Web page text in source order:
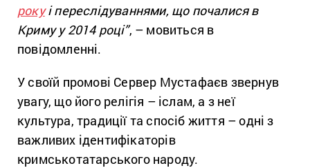
рокуі переслідуваннями, що почалися в
Криму у 2014 році”, – мовиться в
повідомленні.
У своїй промові Сервер Мустафаєв звернув
увагу, що його релігія – іслам, а з неї
культура, традиції та спосіб життя – одні з
важливих ідентифікаторів
кримськотатарського народу.